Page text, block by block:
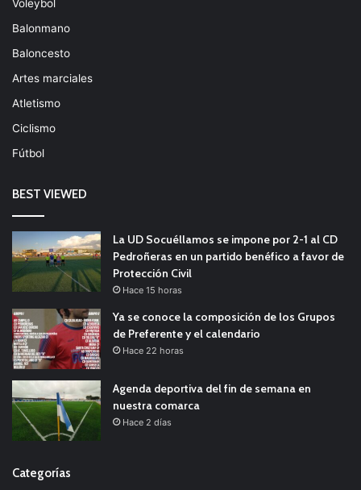
Voleybol
Balonmano
Baloncesto
Artes marciales
Atletismo
Ciclismo
Fútbol
BEST VIEWED
La UD Socuéllamos se impone por 2-1 al CD
Pedroñeras en un partido benéfico a favor de
Protección Civil
Hace 15 horas
Ya se conoce la composición de los Grupos
de Preferente y el calendario
Hace 22 horas
Agenda deportiva del fin de semana en
nuestra comarca
Hace 2 días
Categorías